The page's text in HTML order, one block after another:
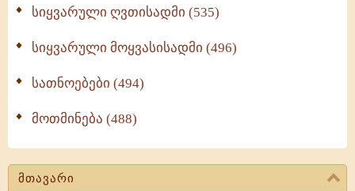
სიყვარული ღვთისადმი (535)
სიყვარული მოყვასისადმი (496)
სათნოებები (494)
მოთმინება (488)
მთავარი